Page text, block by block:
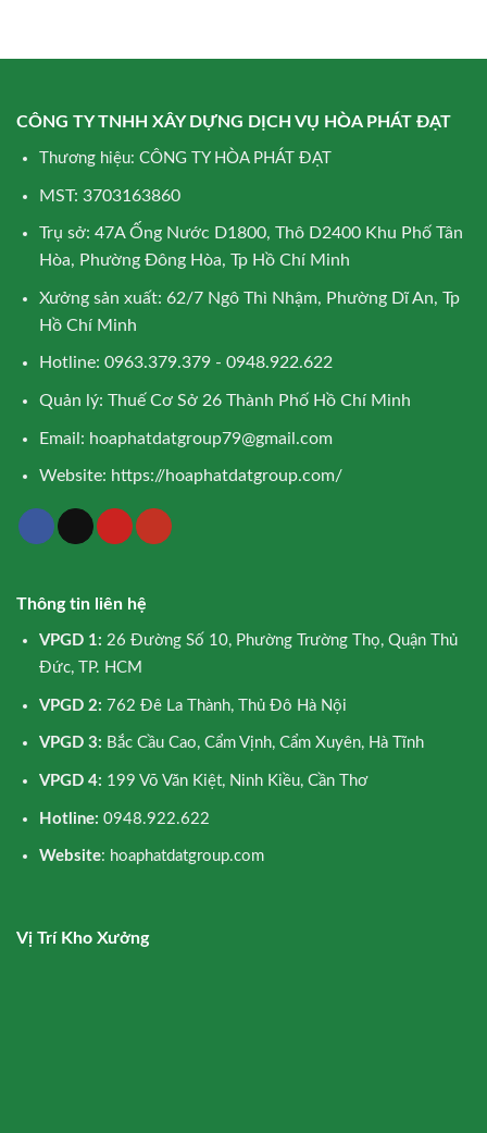
CÔNG TY TNHH XÂY DỰNG DỊCH VỤ HÒA PHÁT ĐẠT
Thương hiệu: CÔNG TY HÒA PHÁT ĐẠT
MST: 3703163860
Trụ sở: 47A Ống Nước D1800, Thô D2400 Khu Phố Tân
Hòa, Phường Đông Hòa, Tp Hồ Chí Minh
Xưởng sản xuất: 62/7 Ngô Thì Nhậm, Phường Dĩ An, Tp
Hồ Chí Minh
Hotline: 0963.379.379 - 0948.922.622
Quản lý: Thuế Cơ Sở 26 Thành Phố Hồ Chí Minh
Email: hoaphatdatgroup79@gmail.com
Website: https://hoaphatdatgroup.com/
Thông tin liên hệ
VPGD 1: 26 Đường Số 10, Phường Trường Thọ, Quận Thủ
Đức, TP. HCM
VPGD 2: 762 Đê La Thành, Thủ Đô Hà Nội
VPGD 3: Bắc Cầu Cao, Cẩm Vịnh, Cẩm Xuyên, Hà Tĩnh
VPGD 4: 199 Võ Văn Kiệt, Ninh Kiều, Cần Thơ
Hotline: 0948.922.622
Website: hoaphatdatgroup.com
Vị Trí Kho Xưởng